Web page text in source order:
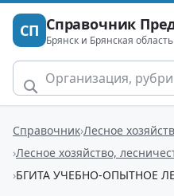
СП Справочник
Брянск и Брянская область
Справочник Лесное
Лесное хозяйство,
БГИТА УЧЕБНО-ОПЫТНОЕ